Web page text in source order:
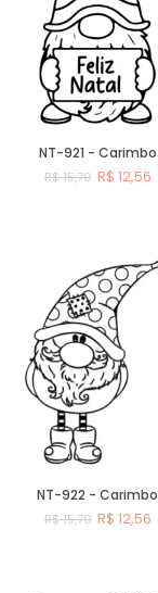
NT-921 - Carimbo
R$ 15,70 R$ 12,56
NT-922 - Carimbo
R$ 15,70 R$ 12,56